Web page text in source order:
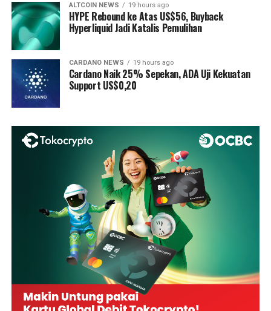
ALTCOIN NEWS 19 hours ago
HYPE Rebound ke Atas US$56, Buyback
Hyperliquid Jadi Katalis Pemulihan
CARDANO NEWS 19 hours ago
Cardano Naik 25% Sepekan, ADA Uji Kekuatan
Support US$0,20